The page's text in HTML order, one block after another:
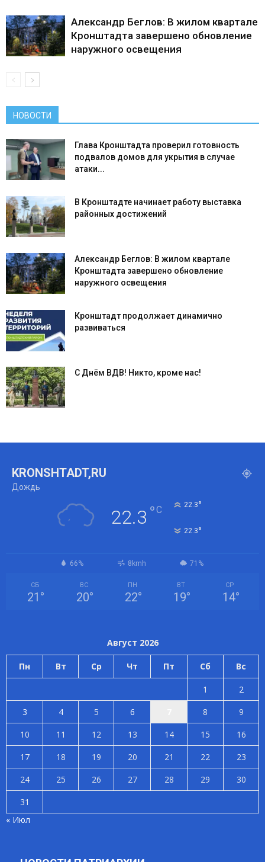
Александр Беглов: В жилом квартале
Кронштадта завершено обновление
наружного освещения
НОВОСТИ
Глава Кронштадта проверил готовность
подвалов домов для укрытия в случае
атаки...
В Кронштадте начинает работу выставка
районных достижений
Александр Беглов: В жилом квартале
Кронштадта завершено обновление
наружного освещения
Кронштадт продолжает динамично
развиваться
С Днём ВДВ! Никто, кроме нас!
KRONSHTADT,RU
Дождь
22.3 °C 22.3°
22.3°
66% 8kmh 71%
СБ
21 °
ВС
20°
ПН
22°
ВТ
19°
СР
14°
Август 2026
Пн Вт Ср Чт Пт Сб Вс
1
2
3
4 5 6 8
9
10
11 12 13 14 15
16
17
18 19 20 21 22
23
24
25 26 27 28 29
30
31
« Июл